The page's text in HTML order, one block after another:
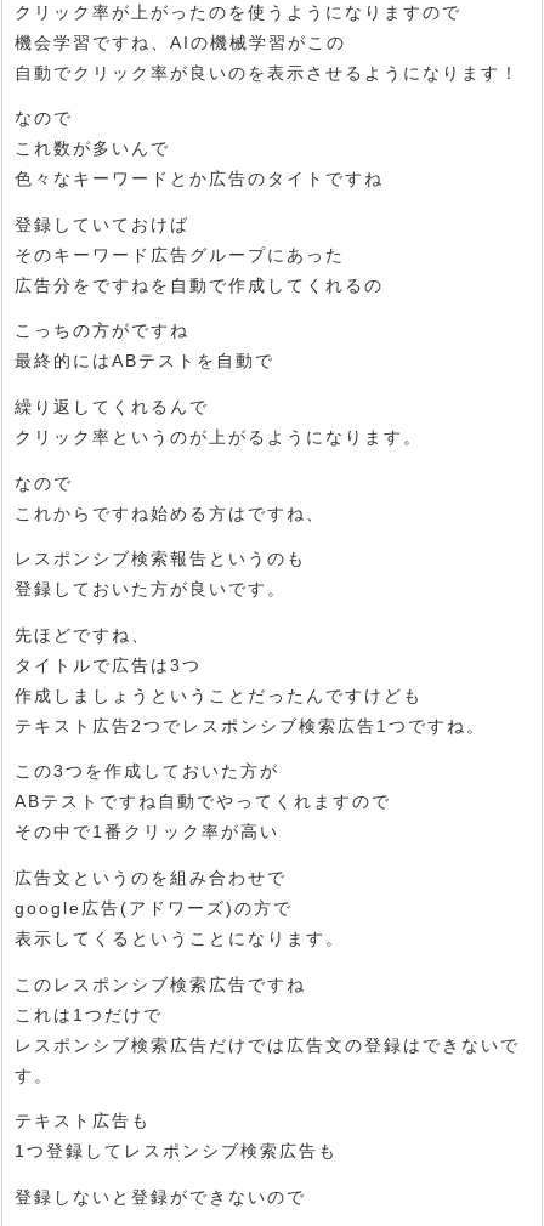
クリック率が上がったのを使うようになりますので
機会学習ですね、AIの機械学習がこの
自動でクリック率が良いのを表示させるようになります！
なので
これ数が多いんで
色々なキーワードとか広告のタイトですね
登録していておけば
そのキーワード広告グループにあった
広告分をですねを自動で作成してくれるの
こっちの方がですね
最終的にはABテストを自動で
繰り返してくれるんで
クリック率というのが上がるようになります。
なので
これからですね始める方はですね、
レスポンシブ検索報告というのも
登録しておいた方が良いです。
先ほどですね、
タイトルで広告は3つ
作成しましょうということだったんですけども
テキスト広告2つでレスポンシブ検索広告1つですね。
この3つを作成しておいた方が
ABテストですね自動でやってくれますので
その中で1番クリック率が高い
広告文というのを組み合わせで
google広告(アドワーズ)の方で
表示してくるということになります。
このレスポンシブ検索広告ですね
これは1つだけで
レスポンシブ検索広告だけでは広告文の登録はできないで
す。
テキスト広告も
1つ登録してレスポンシブ検索広告も
登録しないと登録ができないので